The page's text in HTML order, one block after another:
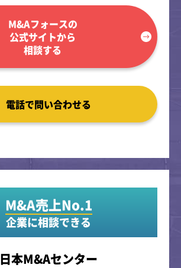
M&Aフォースの
公式サイトから
相談する
電話で問い合わせる
M&A売上No.1
企業に相談できる
日本M&Aセンター